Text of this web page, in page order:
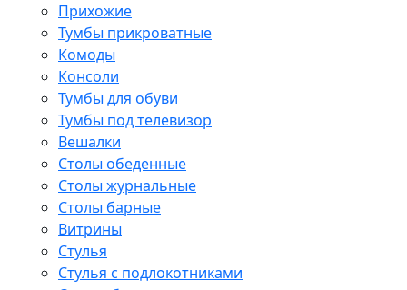
Прихожие
Тумбы прикроватные
Комоды
Консоли
Тумбы для обуви
Тумбы под телевизор
Вешалки
Столы обеденные
Столы журнальные
Столы барные
Витрины
Стулья
Стулья с подлокотниками